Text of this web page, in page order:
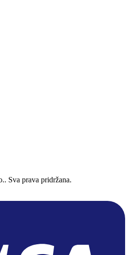
. Sva prava pridržana.